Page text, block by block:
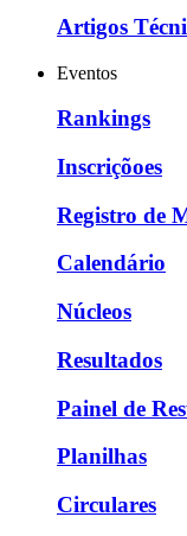
Artigos
Eventos
Rankings
Inscriçõoes
Registro de
Calendário
Núcleos
Resultados
Painel de
Planilhas
Circulares